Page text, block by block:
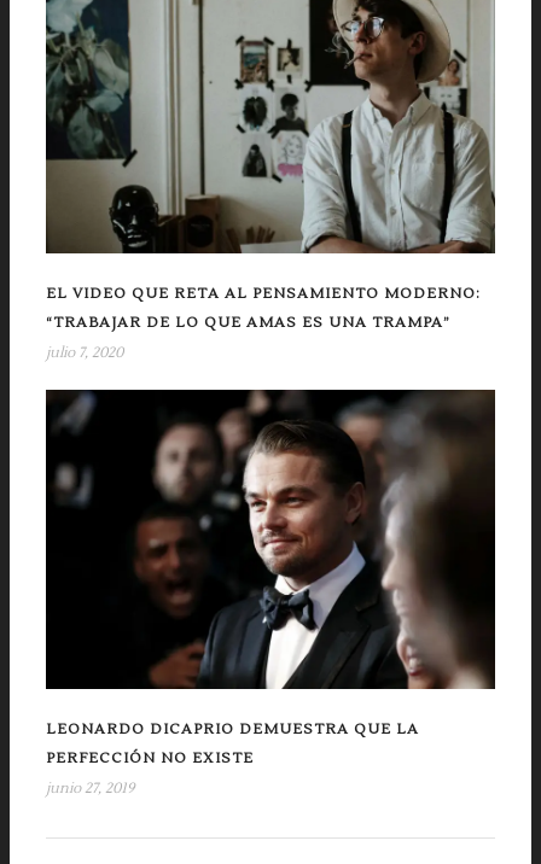
EL VIDEO QUE RETA AL PENSAMIENTO MODERNO:
“TRABAJAR DE LO QUE AMAS ES UNA TRAMPA”
julio 7, 2020
LEONARDO DICAPRIO DEMUESTRA QUE LA
PERFECCIÓN NO EXISTE
junio 27, 2019